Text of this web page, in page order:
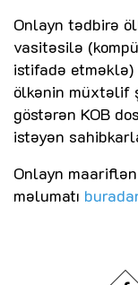
Onlayn tədbirə
vasitəsilə
istifadə etməklə)
ölkənin müxtəlif
göstərən KOB
istəyən
Onlayn
məlumatı